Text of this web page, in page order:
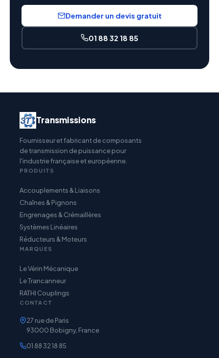
Demander un devis gratuit
01 88 32 18 85
Transmissions
Fournisseur et fabricant de composants
de transmission de puissance pour
l'industrie française et européenne.
PRODUITS
Accouplements & Liaisons
Chaînes & Pignons
Engrenages & Crémaillères
Systèmes Linéaires
Réducteurs & Moteurs
MARQUES
Le Vérin Mécanique
Le Trancanneur
RATHI Couplings
CONTACT
27 rue de Paris
93000 Bobigny, France
01 88 32 18 85